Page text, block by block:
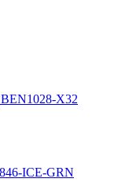
BEN1028-X32
ICE-GRN